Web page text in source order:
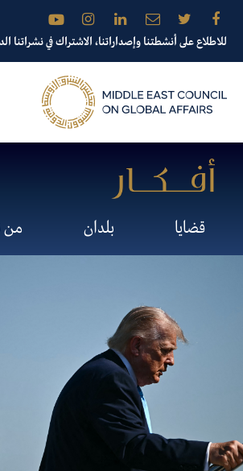
للاطلاع على أنشطتنا وإصداراتنا، الاشتراك في نشراتنا
قضايا بلدان من